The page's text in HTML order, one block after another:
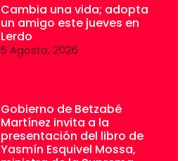
Cambia una vida; adopta
un amigo este jueves en
Lerdo
5 Agosto, 2026
Gobierno de Betzabé
Martínez invita a la
presentación del libro de
Yasmín Esquivel Mossa,